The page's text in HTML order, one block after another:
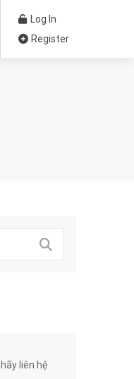
Log In
Register
liên hệ